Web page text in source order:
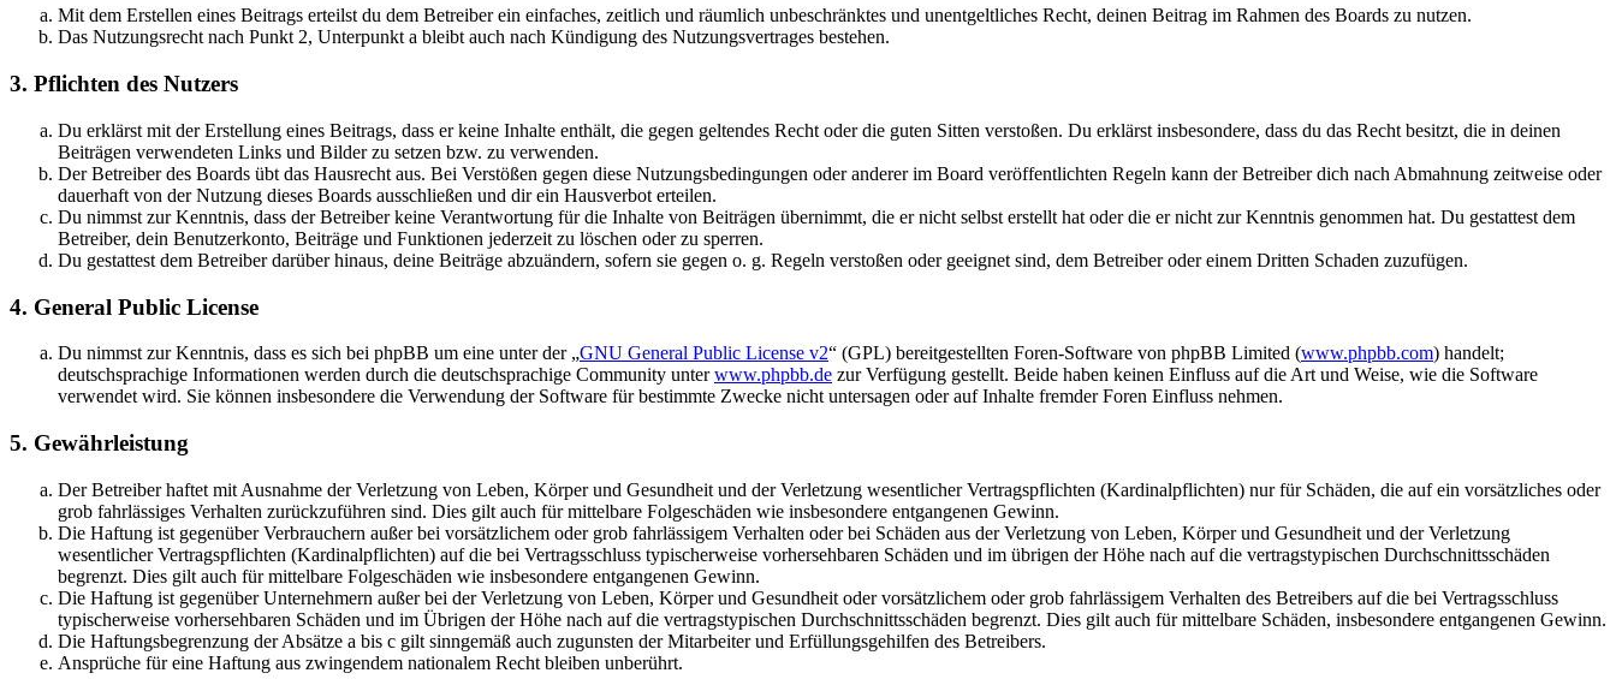
Mit dem Erstellen eines Beitrags erteilst du dem Betreiber ein einfaches, zeitlich und räumlich unbeschränktes und unentgeltliches Recht, deinen Beitrag im Rahmen des Boards zu nutzen.
Das Nutzungsrecht nach Punkt 2, Unterpunkt a bleibt auch nach Kündigung des Nutzungsvertrages bestehen.
3. Pflichten des Nutzers
Du erklärst mit der Erstellung eines Beitrags, dass er keine Inhalte enthält, die gegen geltendes Recht oder die guten Sitten verstoßen. Du erklärst insbesondere, dass du das Recht besitzt, die in deinen
Beiträgen verwendeten Links und Bilder zu setzen bzw. zu verwenden.
Der Betreiber des Boards übt das Hausrecht aus. Bei Verstößen gegen diese Nutzungsbedingungen oder anderer im Board veröffentlichten Regeln kann der Betreiber dich nach Abmahnung zeitweise oder
dauerhaft von der Nutzung dieses Boards ausschließen und dir ein Hausverbot erteilen.
Du nimmst zur Kenntnis, dass der Betreiber keine Verantwortung für die Inhalte von Beiträgen übernimmt, die er nicht selbst erstellt hat oder die er nicht zur Kenntnis genommen hat. Du gestattest dem
Betreiber, dein Benutzerkonto, Beiträge und Funktionen jederzeit zu löschen oder zu sperren.
Du gestattest dem Betreiber darüber hinaus, deine Beiträge abzuändern, sofern sie gegen o. g. Regeln verstoßen oder geeignet sind, dem Betreiber oder einem Dritten Schaden zuzufügen.
4. General Public License
Du nimmst zur Kenntnis, dass es sich bei phpBB um eine unter der „GNU General Public License v2“ (GPL) bereitgestellten Foren-Software von phpBB Limited (www.phpbb.com) handelt;
deutschsprachige Informationen werden durch die deutschsprachige Community unterwww.phpbb.de zur Verfügung gestellt. Beide haben keinen Einfluss auf die Art und Weise, wie die Software
verwendet wird. Sie können insbesondere die Verwendung der Software für bestimmte Zwecke nicht untersagen oder auf Inhalte fremder Foren Einfluss nehmen.
5. Gewährleistung
Der Betreiber haftet mit Ausnahme der Verletzung von Leben, Körper und Gesundheit und der Verletzung wesentlicher Vertragspflichten (Kardinalpflichten) nur für Schäden, die auf ein vorsätzliches oder
grob fahrlässiges Verhalten zurückzuführen sind. Dies gilt auch für mittelbare Folgeschäden wie insbesondere entgangenen Gewinn.
Die Haftung ist gegenüber Verbrauchern außer bei vorsätzlichem oder grob fahrlässigem Verhalten oder bei Schäden aus der Verletzung von Leben, Körper und Gesundheit und der Verletzung
wesentlicher Vertragspflichten (Kardinalpflichten) auf die bei Vertragsschluss typischerweise vorhersehbaren Schäden und im übrigen der Höhe nach auf die vertragstypischen Durchschnittsschäden
begrenzt. Dies gilt auch für mittelbare Folgeschäden wie insbesondere entgangenen Gewinn.
Die Haftung ist gegenüber Unternehmern außer bei der Verletzung von Leben, Körper und Gesundheit oder vorsätzlichem oder grob fahrlässigem Verhalten des Betreibers auf die bei Vertragsschluss
typischerweise vorhersehbaren Schäden und im Übrigen der Höhe nach auf die vertragstypischen Durchschnittsschäden begrenzt. Dies gilt auch für mittelbare Schäden, insbesondere entgangenen Gewinn.
Die Haftungsbegrenzung der Absätze a bis c gilt sinngemäß auch zugunsten der Mitarbeiter und Erfüllungsgehilfen des Betreibers.
Ansprüche für eine Haftung aus zwingendem nationalem Recht bleiben unberührt.